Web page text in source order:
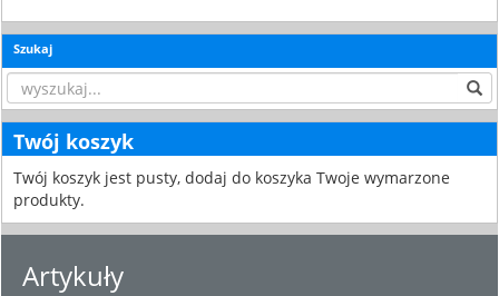
Szukaj
Twój koszyk
Twój koszyk jest pusty, dodaj do koszyka Twoje wymarzone
produkty.
Artykuły